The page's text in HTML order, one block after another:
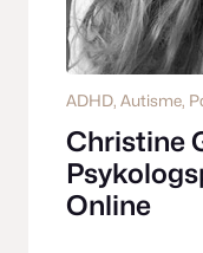
ADHD, Autisme,
Christine
Online